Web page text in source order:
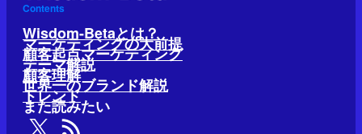
Contents
Wisdom-Betaとは？
マーケティングの大前提
顧客起点マーケティング
テーマ解説
顧客理解
世界一のブランド解説
トレンド
また読みたい